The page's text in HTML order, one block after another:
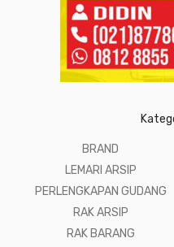
BRAND
LEMARI ARSIP
PERLENGKAPAN GUDANG
RAK ARSIP
RAK BARANG